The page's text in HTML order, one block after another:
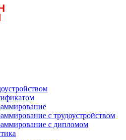
с трудоустройством
с дипломом